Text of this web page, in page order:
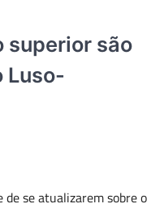
superior são
Luso-
se atualizarem sobre o